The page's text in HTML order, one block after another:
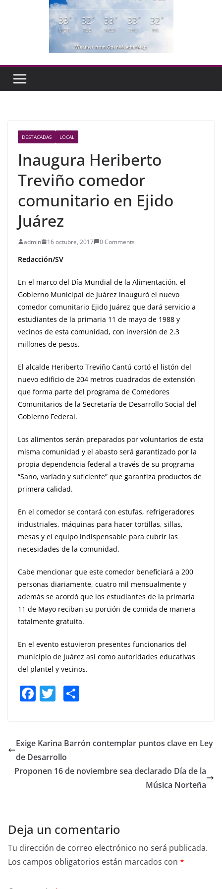
33°
MON
32°
TUE
33°
WED
33°
THU
32°
FRI
Weather from OpenWeatherMap
DESTACADAS LOCAL
Inaugura Heriberto
Treviño comedor
comunitario en Ejido
Juárez
admin 16 octubre, 2017 0 Comments
Redacción/SV
En el marco del Día Mundial de la Alimentación, el
Gobierno Municipal de Juárez inauguró el nuevo
comedor comunitario Ejido Juárez que dará servicio a
estudiantes de la primaria 11 de mayo de 1988 y
vecinos de esta comunidad, con inversión de 2.3
millones de pesos.
El alcalde Heriberto Treviño Cantú cortó el listón del
nuevo edificio de 204 metros cuadrados de extensión
que forma parte del programa de Comedores
Comunitarios de la Secretaría de Desarrollo Social del
Gobierno Federal.
Los alimentos serán preparados por voluntarios de esta
misma comunidad y el abasto será garantizado por la
propia dependencia federal a través de su programa
“Sano, variado y suficiente” que garantiza productos de
primera calidad.
En el comedor se contará con estufas, refrigeradores
industriales, máquinas para hacer tortillas, sillas,
mesas y el equipo indispensable para cubrir las
necesidades de la comunidad.
Cabe mencionar que este comedor beneficiará a 200
personas diariamente, cuatro mil mensualmente y
además se acordó que los estudiantes de la primaria
11 de Mayo reciban su porción de comida de manera
totalmente gratuita.
En el evento estuvieron presentes funcionarios del
municipio de Juárez así como autoridades educativas
del plantel y vecinos.
F
e
b
o
T
er e
Exige Karina Barrón contemplar puntos clave en Ley
de Desarrollo
Proponen 16 de noviembre sea declarado Día de la
Música Norteña
Deja un comentario
Tu dirección de correo electrónico no será publicada.
Los campos obligatorios están marcados con *